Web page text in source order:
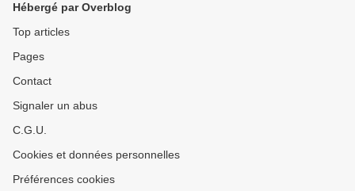
Hébergé par Overblog
Top articles
Pages
Contact
Signaler un abus
C.G.U.
Cookies et données personnelles
Préférences cookies